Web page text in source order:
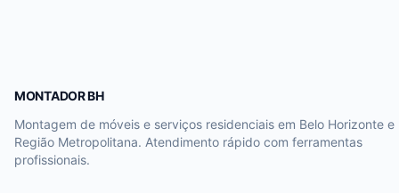
MONTADOR BH
Montagem de móveis e serviços residenciais em Belo Horizonte e
Região Metropolitana. Atendimento rápido com ferramentas
profissionais.